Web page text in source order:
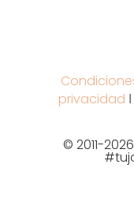
privacidad Ι
© 2011-